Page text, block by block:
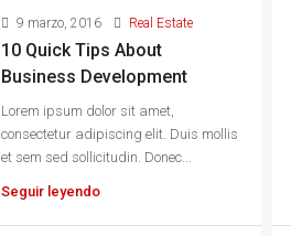
9 marzo, 2016 Real Estate
10 Quick Tips About
Business Development
Lorem ipsum dolor sit amet,
consectetur adipiscing elit. Duis mollis
et sem sed sollicitudin. Donec...
Seguir leyendo